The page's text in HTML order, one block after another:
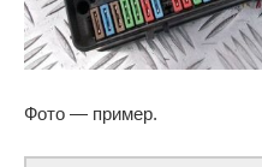
Фото — пример.